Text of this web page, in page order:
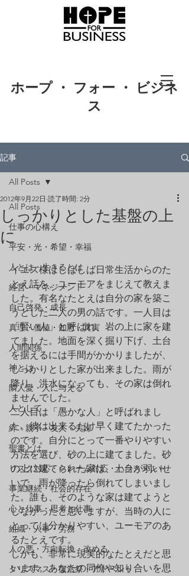
ホープ ・ フォー ・ ビジネ
ス
記事
All Posts
仕事の心構え
平安・光・希望・幸福
人とは・生きるとは
経営・マネジメント
自己啓発・成長
真理・価値・知恵・真実
人間関係
神とは
隣人愛・人に与える
人として
絆・親子・友人・夫婦
聖書とは
リスク対応・クレーム対応・ハラスメント
事業継続・社会的存在
心と仕事・思考と仕事
組織・人事・労務
人の悪・方向転換・改める
クリスマス・復活祭・アドベント
All Posts
しっかりとした基盤の上
に
2012年9月22日 読了時間: 2分
イエス様はしばしば日常生活からのた
とえ話を、ユーモアをまじえて教えま
した。有名なたとえは自分の家を築こ
うとした二人の男の話です。一人目は
「賢い人」と呼ばれ、岩の上に家を建
てました。地面を深く掘り下げ、土台
を据えるには手間がかかりましたが、
しっかりとした家が出来ました。雨が
降り、洪水になっても、その家は倒れ
ませんでした。
二人目は「愚かな人」と呼ばれまし
た。彼は出来るだけ早く建てたかった
のです。自分にとって一番やりやすい
方法を選び、砂の上に建てました。砂
の上に建てられた家は、土台が弱いせ
いで、雨が降ったら倒れてしまいまし
た。誰も、そのような家は建てようと
しなかったと思いますが、当時の人に
とっては分かりやすい、ユーモアのあ
るたとえです。
しかも、非常に現実的なたとえだと思
います。あなたの同僚や知り合いを思